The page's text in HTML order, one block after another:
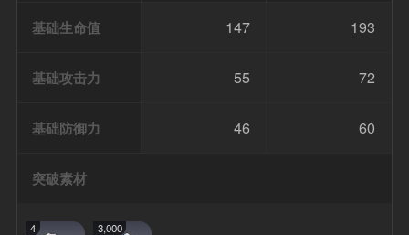
基础生命值 147 193
基础攻击力 55 72
基础防御力 46 60
突破素材
4 3,000